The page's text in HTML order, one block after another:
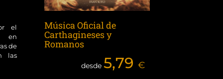
el
en
de
las
Música Oficial de
Carthagineses y
Romanos
desde5,79€